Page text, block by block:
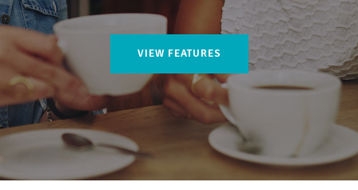
VIEW FEATURES